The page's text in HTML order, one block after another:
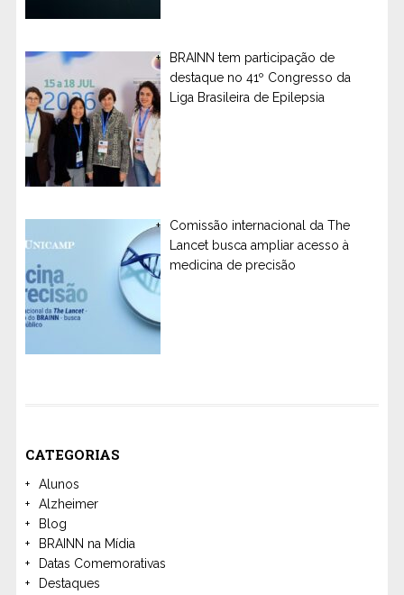
BRAINN tem participação de
destaque no 41º Congresso da
Liga Brasileira de Epilepsia
Comissão internacional da The
Lancet busca ampliar acesso à
medicina de precisão
CATEGORIAS
Alunos
Alzheimer
Blog
BRAINN na Mídia
Datas Comemorativas
Destaques